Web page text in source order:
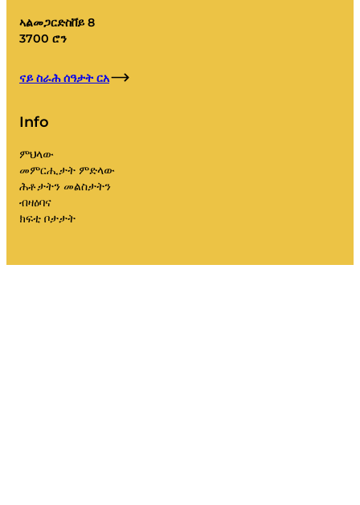
ኣልመጋርድስቨይ 8
3700 ሮን
ናይ ስራሕ ሰዓታት ርአ
Info
ምህላው
መምርሒታት ምድላው
ሕቶታትን መልስታትን
ብዛዕባና
ክፍቲ ቦታታት